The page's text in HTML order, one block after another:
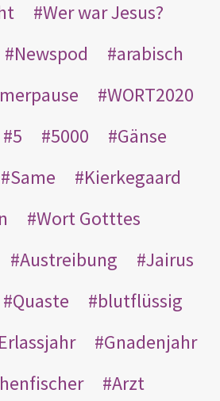
Wer war Jesus?
Newspod
arabisch
WORT2020
5 5000
Gänse
Same
Kierkegaard
Wort Gotttes
Austreibung
Jairus
Quaste
blutflüssig
Erlassjahr
Gnadenjahr
Arzt